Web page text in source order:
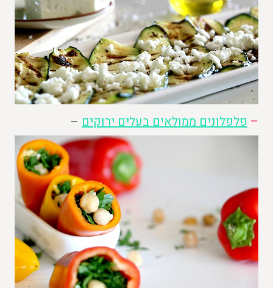
– פלפלונים ממולאים בעלים ירוקים –